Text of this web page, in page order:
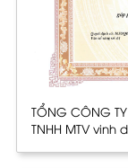
TỔNG CÔNG
TNHH MTV